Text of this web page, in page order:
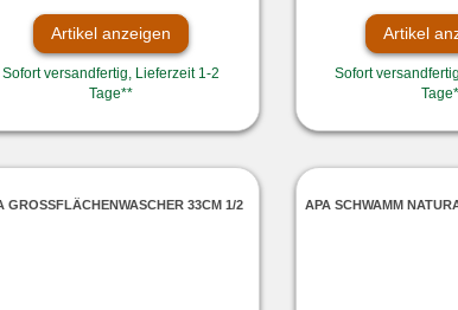
Artikel anzeigen
Sofort versandfertig, Lieferzeit 1-2
Tage**
Artikel
Sofort
GROSSFLÄCHENWASCHER 33CM 1/2 APA SCHWAMM